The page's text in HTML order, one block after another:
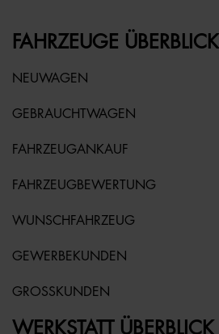
FAHRZEUGE ÜBERBLICK
NEUWAGEN
GEBRAUCHTWAGEN
FAHRZEUGANKAUF
FAHRZEUGBEWERTUNG
WUNSCHFAHRZEUG
GEWERBEKUNDEN
GROSSKUNDEN
WERKSTATT ÜBERBLICK